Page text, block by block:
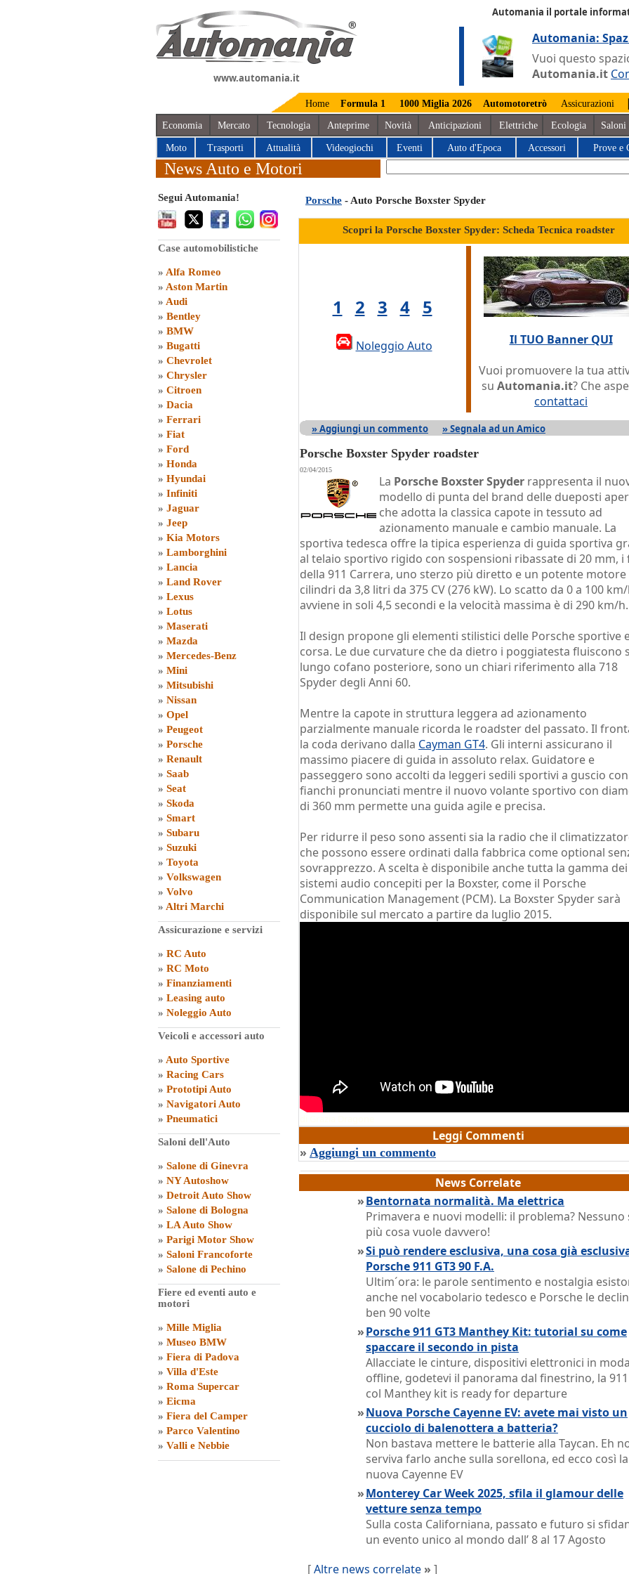
www.automania.it
Automania il portale
Automania:
Vuoi questo
Automania.it
Home Formula 1 1000 Miglia 2026 Automotoretrò Assicurazioni |
Economia Mercato Tecnologia Anteprime Novità Anticipazioni Elettriche Ecologia Saloni
Moto Trasporti Attualità Videogiochi Eventi Auto d'Epoca Accessori Prove e
News Auto e Motori
Segui Automania!
Case automobilistiche
» Alfa Romeo
» Aston Martin
» Audi
» Bentley
» BMW
» Bugatti
» Chevrolet
» Chrysler
» Citroen
» Dacia
» Ferrari
» Fiat
» Ford
» Honda
» Hyundai
» Infiniti
» Jaguar
» Jeep
» Kia Motors
» Lamborghini
» Lancia
» Land Rover
» Lexus
» Lotus
» Maserati
» Mazda
» Mercedes-Benz
» Mini
» Mitsubishi
» Nissan
» Opel
» Peugeot
» Porsche
» Renault
» Saab
» Seat
» Skoda
» Smart
» Subaru
» Suzuki
» Toyota
» Volkswagen
» Volvo
» Altri Marchi
Assicurazione e servizi
» RC Auto
» RC Moto
» Finanziamenti
» Leasing auto
» Noleggio Auto
Veicoli e accessori auto
» Auto Sportive
» Racing Cars
» Prototipi Auto
» Navigatori Auto
» Pneumatici
Saloni dell'Auto
» Salone di Ginevra
» NY Autoshow
» Detroit Auto Show
» Salone di Bologna
» LA Auto Show
» Parigi Motor Show
» Saloni Francoforte
» Salone di Pechino
Fiere ed eventi auto e
motori
» Mille Miglia
» Museo BMW
» Fiera di Padova
» Villa d'Este
» Roma Supercar
» Eicma
» Fiera del Camper
» Parco Valentino
» Valli e Nebbie
Porsche - Auto Porsche Boxster Spyder
Scopri la Porsche Boxster Spyder: Scheda Tecnica roadster
1 2 3 4 5
Noleggio Auto
Il TUO Banner QUI
Vuoi promuovere la tua
su Automania.it? Che
contattaci
» Aggiungi un commento » Segnala ad un Amico
Porsche Boxster Spyder roadster
02/04/2015
La Porsche Boxster Spyder rappresenta il
modello di punta del brand delle dueposti
che adotta la classica capote in tessuto ad
azionamento manuale e cambio manuale. La
sportiva tedesca offre la tipica esperienza di guida sportiva
al telaio sportivo rigido con sospensioni ribassate di 20 mm, i
della 911 Carrera, uno sterzo più diretto e un potente motore
cilindri da 3,8 litri da 375 CV (276 kW). Lo scatto da 0 a 100
avviene in soli 4,5 secondi e la velocità massima è di 290 km/h.
Il design propone gli elementi stilistici delle Porsche sportive
corsa. Le due curvature che da dietro i poggiatesta fluiscono
lungo cofano posteriore, sono un chiari riferimento alla 718
Spyder degli Anni 60.
Mentre la capote in struttura leggera ad azionamento
parzialmente manuale ricorda le roadster del passato. Il
la coda derivano dalla Cayman GT4. Gli interni assicurano il
massimo piacere di guida in assoluto relax. Guidatore e
passeggero sono accolti da leggeri sedili sportivi a guscio con
fianchi pronunciati mentre il nuovo volante sportivo con
di 360 mm permette una guida agile e precisa.
Per ridurre il peso sono assenti sia la radio che il
che possono essere ordinati dalla fabbrica come optional
sovrapprezzo. A scelta è disponibile anche tutta la gamma dei
sistemi audio concepiti per la Boxster, come il Porsche
Communication Management (PCM). La Boxster Spyder sarà
disponibile sul mercato a partire da luglio 2015.
Leggi Commenti
» Aggiungi un commento
News Correlate
»Bentornata normalità. Ma elettrica
Primavera e nuovi modelli: il problema? Nessuno
più cosa vuole davvero!
»Si può rendere esclusiva, una cosa già
Porsche 911 GT3 90 F.A.
Ultim´ora: le parole sentimento e nostalgia
anche nel vocabolario tedesco e Porsche le
ben 90 volte
»Porsche 911 GT3 Manthey Kit: tutorial su come
spaccare il secondo in pista
Allacciate le cinture, dispositivi elettronici in
offline, godetevi il panorama dal finestrino, la 911
col Manthey kit is ready for departure
»Nuova Porsche Cayenne EV: avete mai visto un
cucciolo di balenottera a batteria?
Non bastava mettere le batterie alla Taycan. Eh
serviva farlo anche sulla sorellona, ed ecco così la
nuova Cayenne EV
»Monterey Car Week 2025, sfila il glamour delle
vetture senza tempo
Sulla costa Californiana, passato e futuro si
un evento unico al mondo dall’ 8 al 17 Agosto
[Altre news correlate » ]